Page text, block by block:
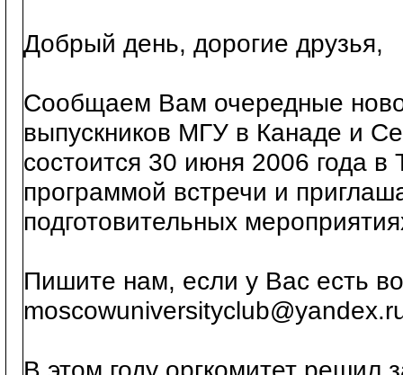
Добрый день, дорогие друзья,
Сообщаем Вам очередные
выпускников МГУ в Канаде и
состоится 30 июня 2006 года в
программой встречи и
подготовительных
Пишите нам, если у Вас есть